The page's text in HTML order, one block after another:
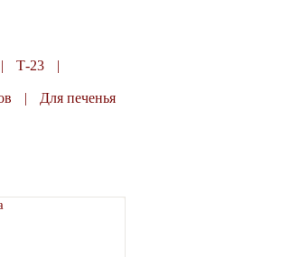
| Т-23
|
|
Для печенья